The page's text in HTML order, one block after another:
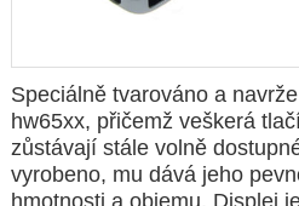
Speciálně tvarováno a
hw65xx, přičemž veškerá
zůstávají stále volně
vyrobeno, mu dává jeho
hmotnosti a objemu. Displej